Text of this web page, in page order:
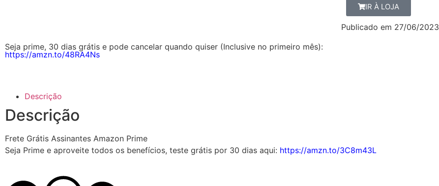
IR À LOJA
Publicado em 27/06/2023
Seja prime, 30 dias grátis e pode cancelar quando quiser (Inclusive no primeiro mês):
https://amzn.to/48RA4Ns
Descrição
Descrição
Frete Grátis Assinantes Amazon Prime
Seja Prime e aproveite todos os benefícios, teste grátis por 30 dias aqui: https://amzn.to/3C8m43L